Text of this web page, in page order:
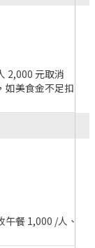
2,000 元取消
如美食金不足扣
餐 1,000 /人、